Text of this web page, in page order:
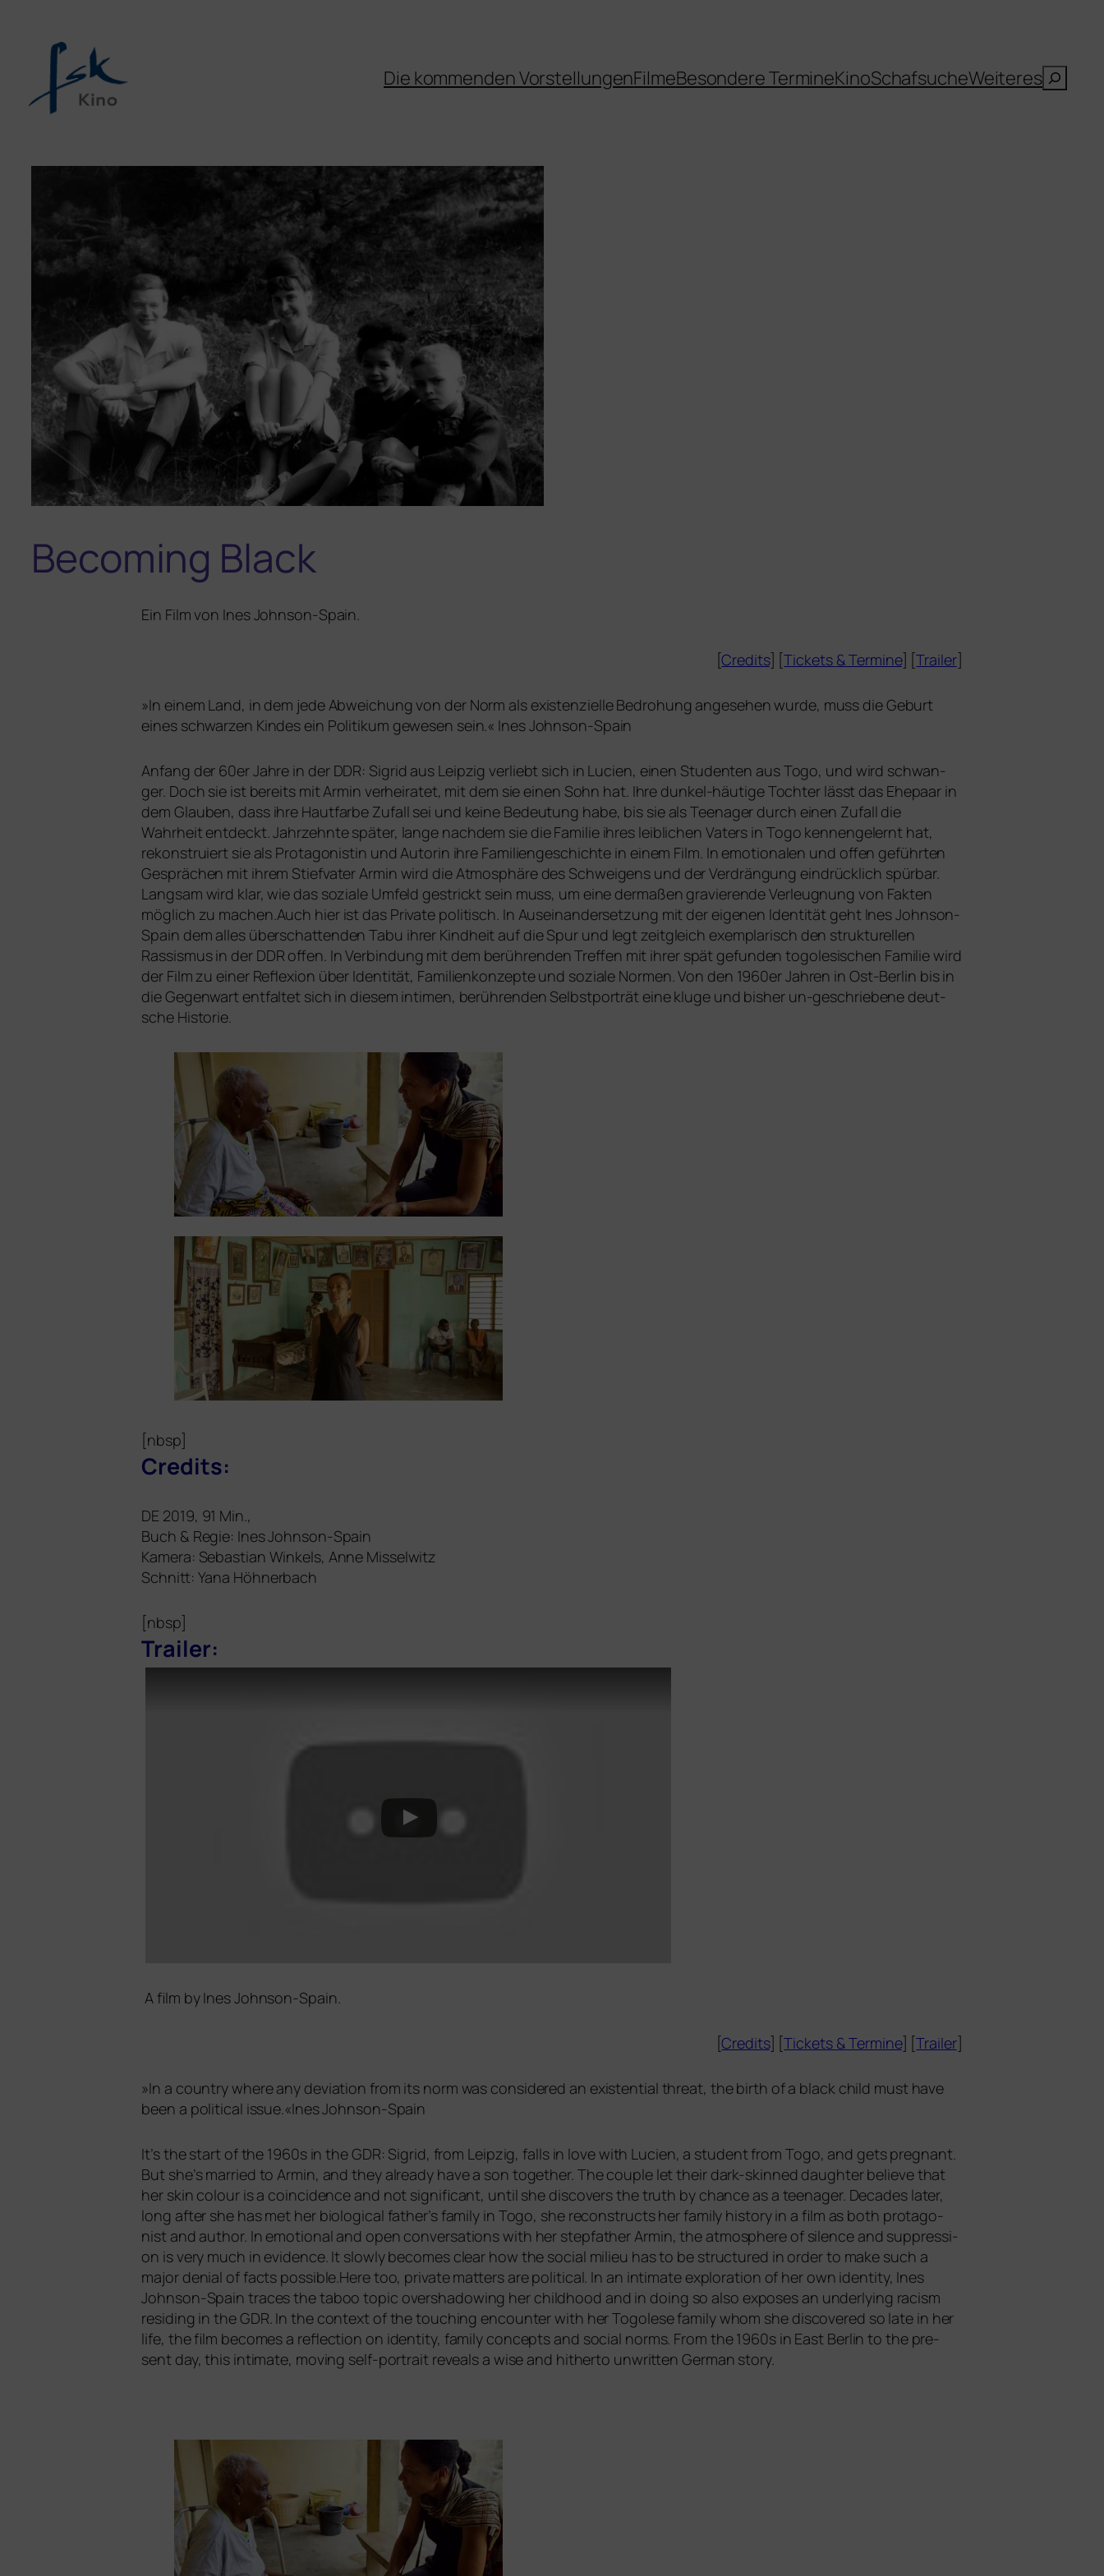
Die kommenden VorstellungenFilmeBesondere TermineKinoSchafsucheWeiteresSuchen
Becoming Black
Ein Film von Ines Johnson-Spain.
[Credits] [Tickets &Termine] [Trailer]
»In einem Land, in dem jede Abweichung von der Norm als exis­ten­zi­el­le Bedrohung ange­se­hen wur­de, muss die Geburt
eines schwar­zen Kindes ein Politikum gewe­sen sein.« Ines Johnson-Spain
Anfang der 60er Jahre in der DDR: Sigrid aus Leipzig ver­liebt sich in Lucien, einen Studenten aus Togo, und wird schwan­
ger. Doch sie ist bereits mit Armin ver­hei­ra­tet, mit dem sie einen Sohn hat. Ihre dun­kel-häu­ti­ge Tochter lässt das Ehepaar in
dem Glauben, dass ihre Hautfarbe Zufall sei und kei­ne Bedeutung habe, bis sie als Teenager durch einen Zufall die
Wahrheit ent­deckt. Jahrzehnte spä­ter, lan­ge nach­dem sie die Familie ihres leib­li­chen Vaters in Togo ken­nen­ge­lernt hat,
rekon­stru­iert sie als Protagonistin und Autorin ihre Familiengeschichte in einem Film. In emo­tio­na­len und offen geführ­ten
Gesprächen mit ihrem Stiefvater Armin wird die Atmosphäre des Schweigens und der Verdrängung ein­drück­lich spür­bar.
Langsam wird klar, wie das sozia­le Umfeld gestrickt sein muss, um eine der­ma­ßen gra­vie­ren­de Verleugnung von Fakten
mög­lich zu machen.Auch hier ist das Private poli­tisch. In Auseinandersetzung mit der eige­nen Identität geht Ines Johnson-
Spain dem alles über­schat­ten­den Tabu ihrer Kindheit auf die Spur und legt zeit­gleich exem­pla­risch den struk­tu­rel­len
Rassismus in der DDR offen. In Verbindung mit dem berüh­ren­den Treffen mit ihrer spät gefun­den togo­le­si­schen Familie wird
der Film zu einer Reflexion über Identität, Familienkonzepte und sozia­le Normen. Von den 1960er Jahren in Ost-Berlin bis in
die Gegenwart ent­fal­tet sich in die­sem inti­men, berüh­ren­den Selbstporträt eine klu­ge und bis­her un-geschrie­be­ne deut­
sche Historie.
[nbsp]
Credits:
DE 2019, 91 Min.,
Buch & Regie: Ines Johnson-Spain
Kamera: Sebastian Winkels, Anne Misselwitz
Schnitt: Yana Höhnerbach
[nbsp]
Trailer:
A film by Ines Johnson-Spain.
[Credits] [Tickets &Termine] [Trailer]
»In a coun­try whe­re any devia­ti­on from its norm was con­side­red an exis­ten­ti­al thre­at, the birth of a black child must have
been a poli­ti­cal issue.«Ines Johnson-Spain
It’s the start of the 1960s in theGDR: Sigrid, from Leipzig, falls in love with Lucien, a stu­dent from Togo, and gets pregnant.
But she’s mar­ried to Armin, and they alre­a­dy have a son tog­e­ther. The cou­ple let their dark-skin­ned daugh­ter belie­ve that
her skin colour is a coin­ci­dence and not signi­fi­cant, until she dis­co­vers the truth by chan­ce as a teen­ager. Decades later,
long after she has met her bio­lo­gi­cal father’s fami­ly in Togo, she recon­s­tructs her fami­ly histo­ry in a film as both prot­ago­
nist and aut­hor. In emo­tio­nal and open con­ver­sa­ti­ons with her ste­pf­a­ther Armin, the atmo­sphe­re of silence and sup­pres­si­
on is very much in evi­dence. It slow­ly beco­mes clear how the social milieu has to be struc­tu­red in order to make such a
major deni­al of facts possible.Here too, pri­va­te mat­ters are poli­ti­cal. In an inti­ma­te explo­ra­ti­on of her own iden­ti­ty, Ines
Johnson-Spain traces the taboo topic overs­ha­dowing her child­hood and in doing so also expo­ses an under­ly­ing racism
resi­ding in theGDR. In the con­text of the tou­ch­ing encoun­ter with her Togolese fami­ly whom she dis­co­ver­ed so late in her
life, the film beco­mes a reflec­tion on iden­ti­ty, fami­ly con­cepts and social norms. From the 1960s in East Berlin to the pre­
sent day, this inti­ma­te, moving self-por­trait reve­als a wise and hither­to unwrit­ten German story.